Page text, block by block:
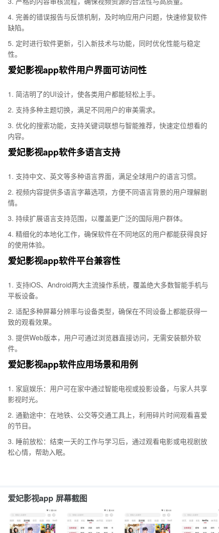
4. 完善的错误报告与反馈机制，及时响应用户问题，快速修复软件
缺陷。
5. 定时进行软件更新，引入新技术与功能，同时优化性能与稳定
性。
爱妃影视app软件用户界面可访问性
1. 简洁明了的UI设计，使各类用户都能轻松上手。
2. 支持多种主题切换，满足不同用户的审美需求。
3. 优化的搜索功能，支持关键词联想与智能推荐，快速定位想看的
内容。
爱妃影视app软件多语言支持
1. 支持中文、英文等多种语言界面，满足全球用户的语言习惯。
2. 视频内容提供多语言字幕选项，方便不同语言背景的用户理解剧
情。
3. 持续扩展语言支持范围，以覆盖更广泛的国际用户群体。
4. 精细化的本地化工作，确保软件在不同地区的用户都能获得良好
的使用体验。
爱妃影视app软件平台兼容性
1. 支持iOS、Android两大主流操作系统，覆盖绝大多数智能手机与
平板设备。
2. 适配多种屏幕分辨率与设备类型，确保在不同设备上都能获得一
致的观看效果。
3. 提供Web版本，用户可通过浏览器直接访问，无需安装额外软
件。
爱妃影视app软件应用场景和用例
1. 家庭娱乐：用户可在家中通过智能电视或投影设备，与家人共享
影视时光。
2. 通勤途中：在地铁、公交等交通工具上，利用碎片时间观看喜爱
的节目。
3. 睡前放松：结束一天的工作与学习后，通过观看电影或电视剧放
松心情，帮助入眠。
爱妃影视app 屏幕截图